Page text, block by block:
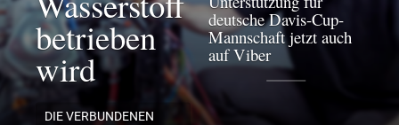
betrieben
wird
DIE VERBUNDENEN
deutsche Davis-Cup-
Mannschaft jetzt auch
auf Viber